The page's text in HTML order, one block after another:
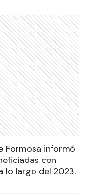
Formosa informó
con
lo largo del 2023.